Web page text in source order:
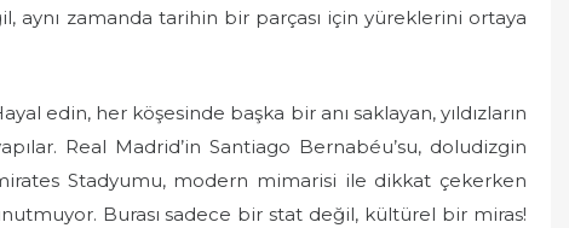
aynı zamanda tarihin bir parçası için yüreklerini ortaya
edin, her köşesinde başka bir anı saklayan, yıldızların
Real Madrid’in Santiago Bernabéu’su, doludizgin
Stadyumu, modern mimarisi ile dikkat çekerken
Burası sadece bir stat değil, kültürel bir miras!